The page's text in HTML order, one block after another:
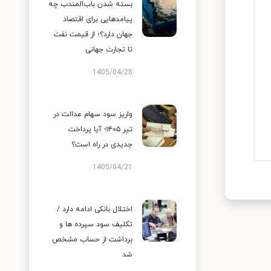
بسته شدن باب‌المندب چه
پیامدهایی برای اقتصاد
جهان دارد؟؛ از قیمت نفت
تا تجارت جهانی
1405/04/28
واریز سود سهام عدالت در
تیر ۱۴۰۵؛ آیا پرداخت
جدیدی در راه است؟
1405/04/21
اختلال بانکی ادامه دارد /
تکلیف سود سپرده ها و
برداشت از حساب مشخص
شد